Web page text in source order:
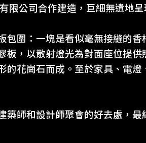
限公司合作建造，巨細無遺地
包圍：一塊是看似毫無接縫的
板，以散射燈光為對面座位提
的花崗石而成。至於家具、電
築師和設計師聚會的好去處，